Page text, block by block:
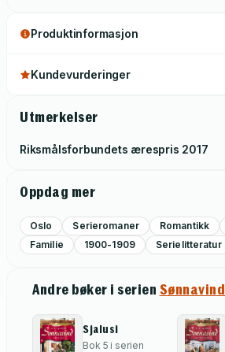
Produktinformasjon
Kundevurderinger
Utmerkelser
Riksmålsforbundets ærespris 2017
Oppdag mer
Oslo Serieromaner Romantikk
Familie
1900-1909 Serielitteratur
Andre bøker i serien Sønnavind
Sjalusi
Bok 5 i serien